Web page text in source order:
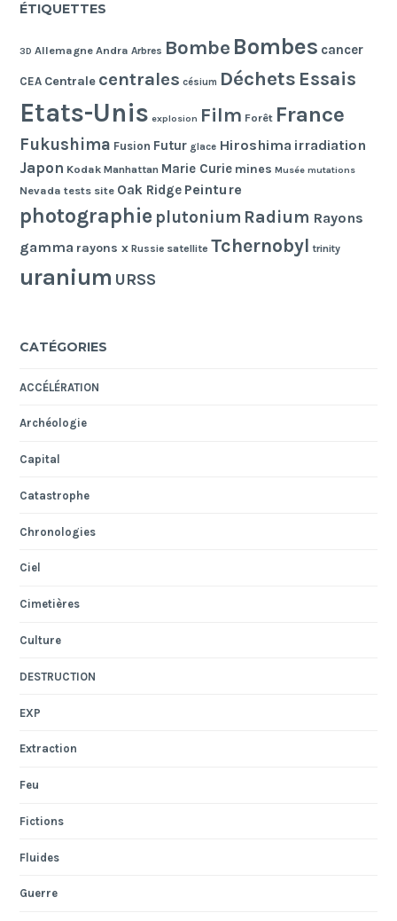
ÉTIQUETTES
3D Allemagne Andra Arbres Bombe Bombes cancer
CEA Centrale centrales césium Déchets Essais
Etats-Unis explosion Film Forêt France
Fukushima Fusion Futur glace Hiroshima irradiation
Japon Kodak Manhattan Marie Curie mines Musée mutations
Nevada tests site Oak Ridge Peinture
photographie plutonium Radium Rayons
gamma rayons x Russie satellite Tchernobyl trinity
uranium URSS
CATÉGORIES
ACCÉLÉRATION
Archéologie
Capital
Catastrophe
Chronologies
Ciel
Cimetières
Culture
DESTRUCTION
EXP
Extraction
Feu
Fictions
Fluides
Guerre